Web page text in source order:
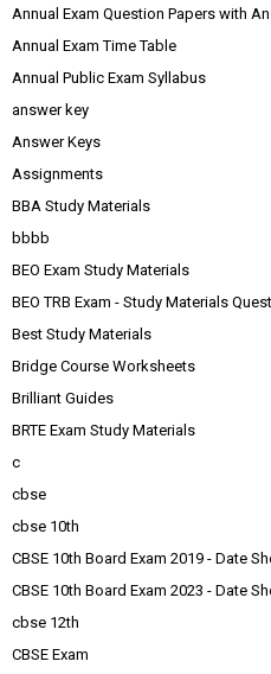
Annual Exam Question Papers with
Annual Exam Time Table
Annual Public Exam Syllabus
answer key
Answer Keys
Assignments
BBA Study Materials
bbbb
BEO Exam Study Materials
BEO TRB Exam - Study Materials
Best Study Materials
Bridge Course Worksheets
Brilliant Guides
BRTE Exam Study Materials
c
cbse
cbse 10th
CBSE 10th Board Exam 2019 - Date
CBSE 10th Board Exam 2023 - Date
cbse 12th
CBSE Exam